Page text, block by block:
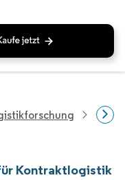
Kontraktlogistik